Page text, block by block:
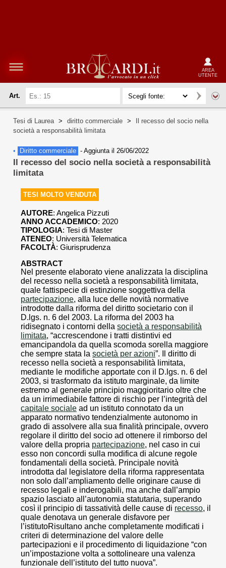
AREA
UTENTE
Art.
Tesi di Laurea > diritto commerciale >
Il recesso del socio nella
società a responsabilità limitata
• Diritto commerciale - Aggiunta il 26/06/2022
Il recesso del socio nella società a responsabilità
limitata
TESI MOLTO VENDUTA
AUTORE: Angelica Pizzuti
ANNO ACCADEMICO: 2020
TIPOLOGIA: Tesi di Master
ATENEO: Università Telematica
FACOLTÀ: Giurisprudenza
ABSTRACT
Nel presente elaborato viene analizzata la disciplina
del recesso nella società a responsabilità limitata,
quale fattispecie di estinzione soggettiva della
partecipazione, alla luce delle novità normative
introdotte dalla riforma del diritto societario con il
D.lgs. n. 6 del 2003. La riforma del 2003 ha
ridisegnato i contorni della società a responsabilità
limitata, “accrescendone i tratti distintivi ed
emancipandola da quella scomoda sorella maggiore
che sempre stata la società per azioni”. Il diritto di
recesso nella società a responsabilità limitata,
mediante le modifiche apportate con il D.lgs. n. 6 del
2003, si trasformato da istituto marginale, da limite
estremo al generale principio maggioritario oltre che
da un irrimediabile fattore di rischio per l’integrità del
capitale sociale ad un istituto connotato da un
apparato normativo tendenzialmente autonomo in
grado di assolvere alla sua finalità principale, ovvero
regolare il diritto del socio ad ottenere il rimborso del
valore della propria partecipazione, nel caso in cui
esso non concordi sulla modifica di alcune regole
fondamentali della società. Principale novità
introdotta dal legislatore della riforma rappresentata
non solo dall’ampliamento delle originare cause di
recesso legali e inderogabili, ma anche dall’ampio
spazio lasciato all’autonomia statutaria, superando
così il principio di tassatività delle cause di recesso, il
quale denotava un generale disfavore per
l’istitutoRisultano anche completamente modificati i
criteri di determinazione del valore delle
partecipazioni e il procedimento di liquidazione “con
un’impostazione volta a sottolineare una valenza
funzionale dell’istituto del tutto nuova”.